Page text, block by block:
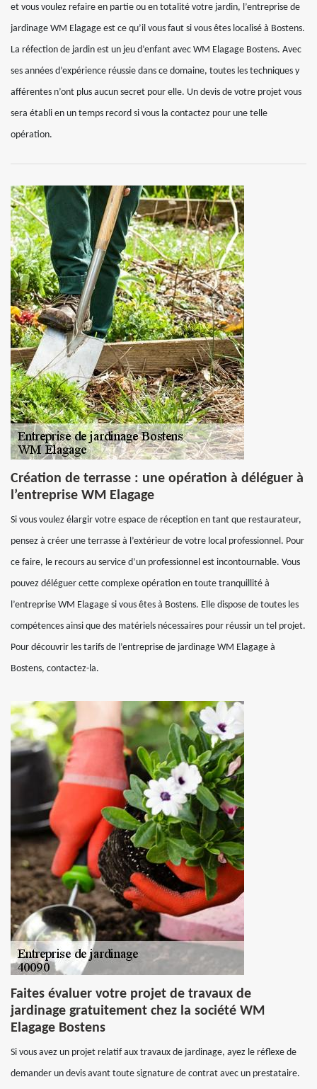
et vous voulez refaire en partie ou en totalité votre jardin, l’entreprise de
jardinage WM Elagage est ce qu’il vous faut si vous êtes localisé à Bostens.
La réfection de jardin est un jeu d’enfant avec WM Elagage Bostens. Avec
ses années d’expérience réussie dans ce domaine, toutes les techniques y
afférentes n’ont plus aucun secret pour elle. Un devis de votre projet vous
sera établi en un temps record si vous la contactez pour une telle
opération.
Création de terrasse : une opération à déléguer à
l’entreprise WM Elagage
Si vous voulez élargir votre espace de réception en tant que restaurateur,
pensez à créer une terrasse à l’extérieur de votre local professionnel. Pour
ce faire, le recours au service d’un professionnel est incontournable. Vous
pouvez déléguer cette complexe opération en toute tranquillité à
l’entreprise WM Elagage si vous êtes à Bostens. Elle dispose de toutes les
compétences ainsi que des matériels nécessaires pour réussir un tel projet.
Pour découvrir les tarifs de l’entreprise de jardinage WM Elagage à
Bostens, contactez-la.
Faites évaluer votre projet de travaux de
jardinage gratuitement chez la société WM
Elagage Bostens
Si vous avez un projet relatif aux travaux de jardinage, ayez le réflexe de
demander un devis avant toute signature de contrat avec un prestataire.